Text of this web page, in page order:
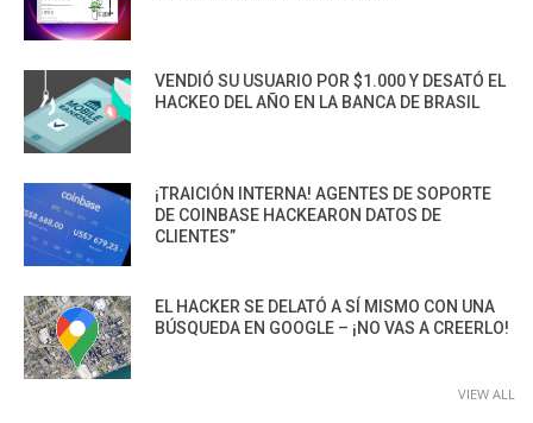
VENDIÓ SU USUARIO POR $1.000 Y DESATÓ EL
HACKEO DEL AÑO EN LA BANCA DE BRASIL
¡TRAICIÓN INTERNA! AGENTES DE SOPORTE
DE COINBASE HACKEARON DATOS DE
CLIENTES”
EL HACKER SE DELATÓ A SÍ MISMO CON UNA
BÚSQUEDA EN GOOGLE – ¡NO VAS A CREERLO!
VIEW ALL